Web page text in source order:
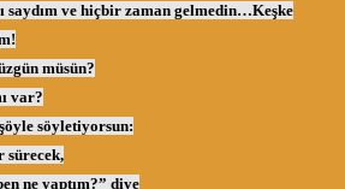
saydım ve hiçbir zaman gelmedin…Keşke
müsün?
var?
söyletiyorsun:
sürecek,
ne yaptım?” diye